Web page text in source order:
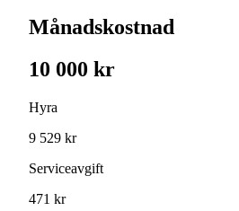
Månadskostnad
10 000 kr
Hyra
9 529 kr
Serviceavgift
471 kr